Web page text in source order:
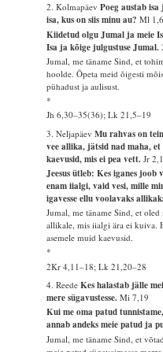
2. KolmapäevPoeg austab
isa, kus on siis minu au?Ml 1,6
Kiidetud olgu Jumal ja meie
Isa ja kõige julgustuse Jumal.
Jumal, me täname Sind, et
hoolde. Õpeta meid õigesti
pühadust ja aulisust.
*
Jh 6,30–35(36); Lk 21,5–19
3. NeljapäevMu rahvas on
vee allika, jätsid nad maha,
kaevusid, mis ei pea vett.Jr
Jeesus ütleb: Kes iganes
enam iialgi, vaid vesi, mille
igavesse ellu voolavaks
Jumal, me täname Sind, et
allikale, mis iialgi ära ei kuiva.
asemele muid kaevusid.
*
2Kr 4,11–18; Lk 21,20–28
4. ReedeKes halastab jälle
mere sügavustesse.Mi 7,19
Kui me oma patud
annab andeks meie patud ja
Jumal, me täname Sind, et